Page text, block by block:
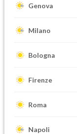
Genova
Milano
Bologna
Firenze
Roma
Napoli